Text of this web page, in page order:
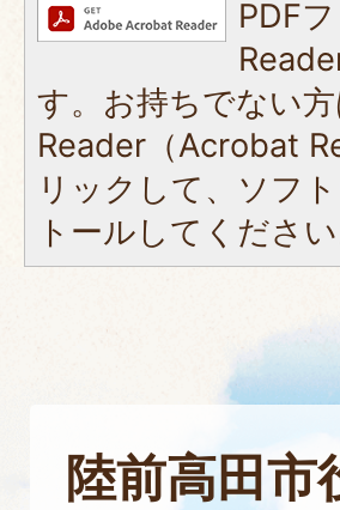
PDF
す。お持ちでない
Reader（Acrobat
リックして、ソフ
トールしてください
陸前高田市